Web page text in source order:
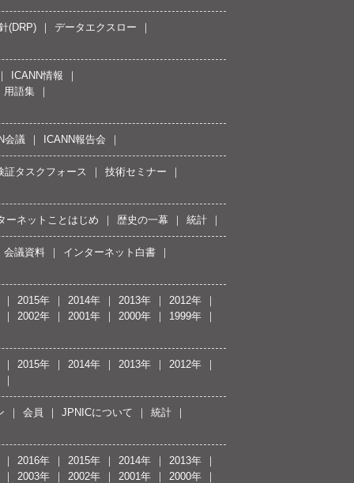
(DRP) データエクスロー
ICANN情報
用語集
会議 ICANN報告会
タスクフォース 技術セミナー
ーネットことはじめ 歴史の一幕 統計
会議資料 インターネット白書
2015年 2014年 2013年
2012年
2002年
2001年 2000年 1999年
2015年 2014年 2013年 2012年
会員 JPNICについて 統計
2016年 2015年 2014年
2013年
2003年
2002年 2001年 2000年